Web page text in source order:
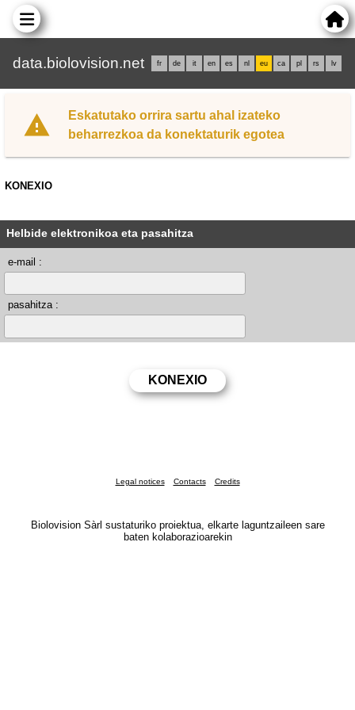
data.biolovision.net fr de it en es nl eu ca pl rs lv
Eskatutako orrira sartu ahal izateko
beharrezkoa da konektaturik egotea
KONEXIO
Helbide elektronikoa eta pasahitza
e-mail :
pasahitza :
Legal notices Contacts Credits
Biolovision Sàrl sustaturiko proiektua, elkarte laguntzaileen sare
baten kolaborazioarekin